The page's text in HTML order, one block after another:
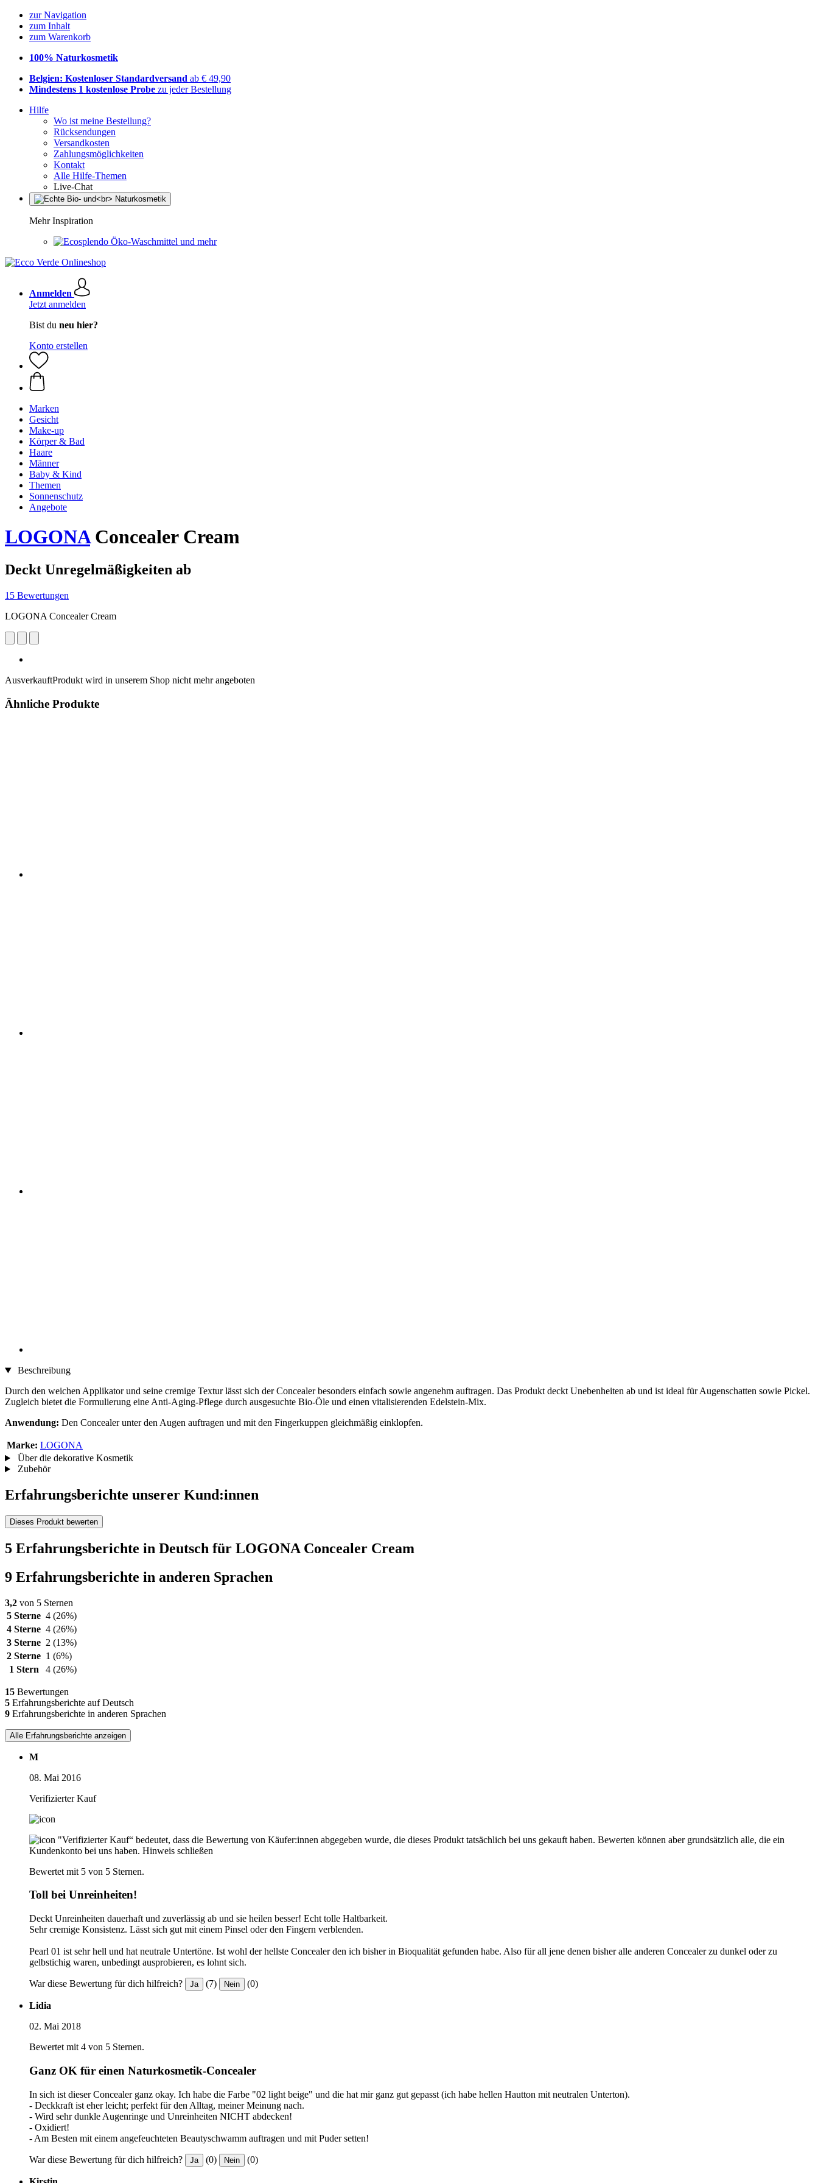
zur Navigation
zum Inhalt
zum Warenkorb
100% Naturkosmetik
Belgien: Kostenloser Standardversand ab € 49,90
Mindestens 1 kostenlose Probe zu jeder Bestellung
Hilfe
Wo ist meine Bestellung?
Rücksendungen
Versandkosten
Zahlungsmöglichkeiten
Kontakt
Alle Hilfe-Themen
Live-Chat
Mehr Inspiration
Öko-Waschmittel und mehr
Anmelden
Jetzt anmelden
Bist du neu hier?
Konto erstellen
Marken
Gesicht
Make-up
Körper & Bad
Haare
Männer
Baby & Kind
Themen
Sonnenschutz
Angebote
LOGONAConcealer Cream
Deckt Unregelmäßigkeiten ab
15 Bewertungen
LOGONA Concealer Cream
AusverkauftProdukt wird in unserem Shop nicht mehr angeboten
Ähnliche Produkte
Beschreibung
Durch den weichen Applikator und seine cremige Textur lässt sich der Concealer besonders einfach sowie angenehm auftragen. Das Produkt deckt Unebenheiten ab und ist ideal für Augenschatten sowie Pickel.
Zugleich bietet die Formulierung eine Anti-Aging-Pflege durch ausgesuchte Bio-Öle und einen vitalisierenden Edelstein-Mix.
Anwendung: Den Concealer unter den Augen auftragen und mit den Fingerkuppen gleichmäßig einklopfen.
Marke: LOGONA
Über die dekorative Kosmetik
Zubehör
Erfahrungsberichte unserer Kund:innen
Dieses Produkt bewerten
5 Erfahrungsberichte in Deutsch für LOGONA Concealer Cream
9 Erfahrungsberichte in anderen Sprachen
3,2 von 5 Sternen
5 Sterne 4 (26%)
4 Sterne 4 (26%)
3 Sterne 2 (13%)
2 Sterne 1 (6%)
1 Stern
4 (26%)
15 Bewertungen
5 Erfahrungsberichte auf Deutsch
9 Erfahrungsberichte in anderen Sprachen
Alle Erfahrungsberichte anzeigen
M
08. Mai 2016
Verifizierter Kauf
"Verifizierter Kauf“ bedeutet, dass die Bewertung von Käufer:innen abgegeben wurde, die dieses Produkt tatsächlich bei uns gekauft haben. Bewerten können aber grundsätzlich alle, die ein
Kundenkonto bei uns haben. Hinweis schließen
Bewertet mit 5 von 5 Sternen.
Toll bei Unreinheiten!
Deckt Unreinheiten dauerhaft und zuverlässig ab und sie heilen besser! Echt tolle Haltbarkeit.
Sehr cremige Konsistenz. Lässt sich gut mit einem Pinsel oder den Fingern verblenden.
Pearl 01 ist sehr hell und hat neutrale Untertöne. Ist wohl der hellste Concealer den ich bisher in Bioqualität gefunden habe. Also für all jene denen bisher alle anderen Concealer zu dunkel oder zu
gelbstichig waren, unbedingt ausprobieren, es lohnt sich.
War diese Bewertung für dich hilfreich? Ja (7) Nein (0)
Lidia
02. Mai 2018
Bewertet mit 4 von 5 Sternen.
Ganz OK für einen Naturkosmetik-Concealer
In sich ist dieser Concealer ganz okay. Ich habe die Farbe "02 light beige" und die hat mir ganz gut gepasst (ich habe hellen Hautton mit neutralen Unterton).
- Deckkraft ist eher leicht; perfekt für den Alltag, meiner Meinung nach.
- Wird sehr dunkle Augenringe und Unreinheiten NICHT abdecken!
- Oxidiert!
- Am Besten mit einem angefeuchteten Beautyschwamm auftragen und mit Puder setten!
War diese Bewertung für dich hilfreich? Ja (0) Nein (0)